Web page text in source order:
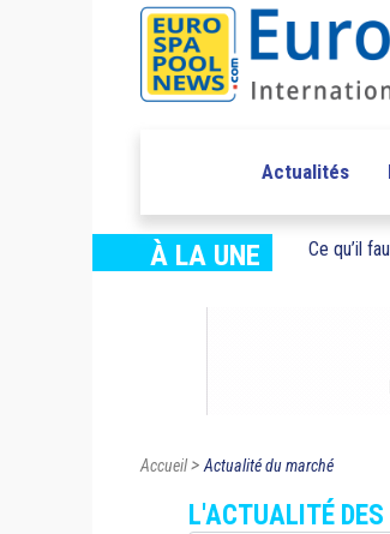
Actualités
À LA UNE Ce qu’il
Accueil>Actualité du marché
L'ACTUALITÉ